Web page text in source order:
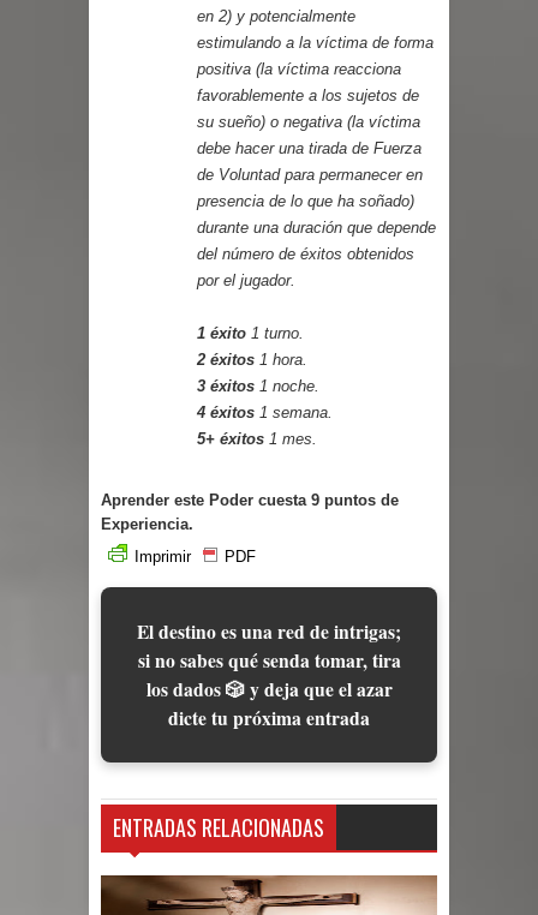
en 2) y potencialmente
estimulando a la víctima de forma
positiva (la víctima reacciona
favorablemente a los sujetos de
su sueño) o negativa (la víctima
debe hacer una tirada de Fuerza
de Voluntad para permanecer en
presencia de lo que ha soñado)
durante una duración que depende
del número de éxitos obtenidos
por el jugador.
1 éxito 1 turno.
2 éxitos 1 hora.
3 éxitos 1 noche.
4 éxitos 1 semana.
5+ éxitos 1 mes.
Aprender este Poder cuesta 9 puntos de
Experiencia.
Imprimir
PDF
El destino es una red de intrigas;
si no sabes qué senda tomar, tira
los dados 🎲 y deja que el azar
dicte tu próxima entrada
ENTRADAS RELACIONADAS